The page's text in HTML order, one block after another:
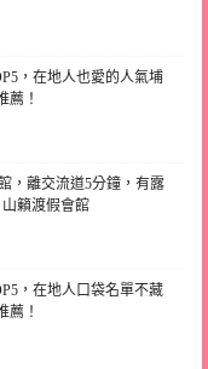
，在地人也愛的人氣埔
薦！
，離交流道5分鐘，有露
籟渡假會館
，在地人口袋名單不藏
薦！